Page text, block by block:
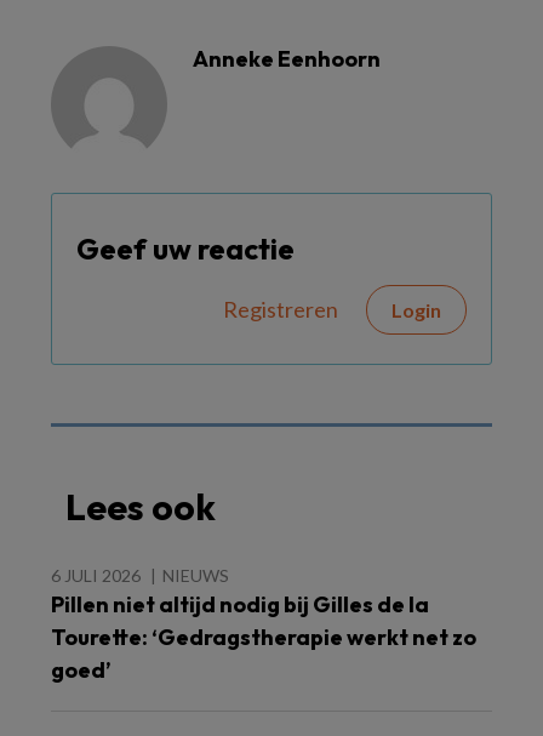
Anneke Eenhoorn
Geef uw reactie
Registreren Login
Lees ook
6 JULI 2026 NIEUWS
Pillen niet altijd nodig bij Gilles de la
Tourette: ‘Gedragstherapie werkt net zo
goed’